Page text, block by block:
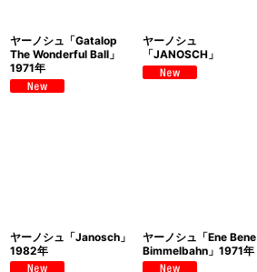
ヤーノシュ「Gatalop
The Wonderful Ball」
1971年
ヤーノシュ
「JANOSCH」
ヤーノシュ「Janosch」
1982年
ヤーノシュ「Ene Bene
Bimmelbahn」1971年